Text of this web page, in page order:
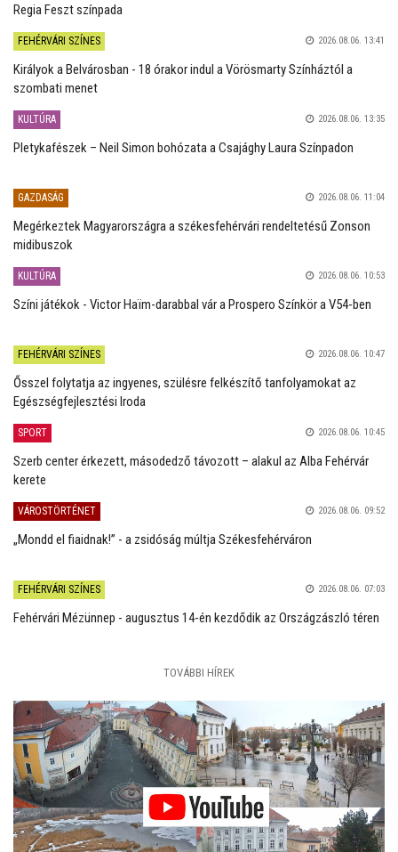
Regia Feszt színpada
FEHÉRVÁRI SZÍNES 2026.08.06. 13:41
Királyok a Belvárosban - 18 órakor indul a Vörösmarty Színháztól a
szombati menet
KULTÚRA 2026.08.06. 13:35
Pletykafészek – Neil Simon bohózata a Csajághy Laura Színpadon
GAZDASÁG 2026.08.06. 11:04
Megérkeztek Magyarországra a székesfehérvári rendeltetésű Zonson
midibuszok
KULTÚRA 2026.08.06. 10:53
Színi játékok - Victor Haïm-darabbal vár a Prospero Színkör a V54-ben
FEHÉRVÁRI SZÍNES 2026.08.06. 10:47
Ősszel folytatja az ingyenes, szülésre felkészítő tanfolyamokat az
Egészségfejlesztési Iroda
SPORT 2026.08.06. 10:45
Szerb center érkezett, másodedző távozott – alakul az Alba Fehérvár
kerete
VÁROSTÖRTÉNET 2026.08.06. 09:52
„Mondd el fiaidnak!” - a zsidóság múltja Székesfehérváron
FEHÉRVÁRI SZÍNES 2026.08.06. 07:03
Fehérvári Mézünnep - augusztus 14-én kezdődik az Országzászló téren
TOVÁBBI HÍREK